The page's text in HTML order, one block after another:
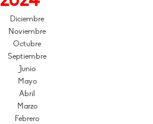
Diciembre
Noviembre
Octubre
Septiembre
Junio
Mayo
Abril
Marzo
Febrero